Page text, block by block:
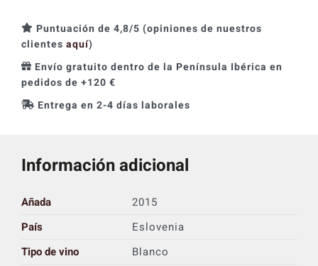
Puntuación de 4,8/5 (opiniones de nuestros
clientes aquí)
Envío gratuito dentro de la Península Ibérica en
pedidos de +120 €
Entrega en 2-4 días laborales
Información adicional
Añada
2015
País
Eslovenia
Tipo de vino
Blanco